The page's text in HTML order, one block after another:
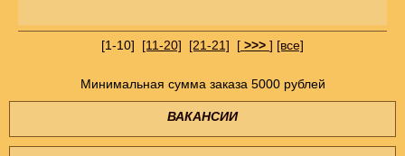
[1-10] [11-20] [21-21] [ >>> ] [все]
Минимальная сумма заказа 5000 рублей
ВАКАНСИИ